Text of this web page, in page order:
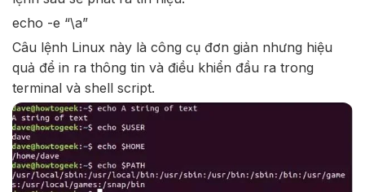
echo -e “\a”
Câu lệnh Linux này là công cụ đơn giản nhưng hiệu
quả để in ra thông tin và điều khiển đầu ra trong
terminal và shell script.